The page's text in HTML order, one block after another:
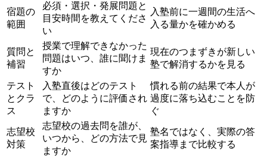
宿題の
範囲
必須・選択・発展問題と
目安時間を教えてくださ
い
入塾前に一週間の生活へ
入る量かを確かめる
質問と
補習
授業で理解できなかった
問題はいつ、誰に聞けま
すか
現在のつまずきが新しい
塾で解消するかを見る
テスト
とクラ
ス
入塾直後はどのテスト
で、どのように評価され
ますか
慣れる前の結果で本人が
過度に落ち込むことを防
ぐ
志望校
対策
志望校の過去問を誰が、
いつから、どの方法で見
ますか
塾名ではなく、実際の答
案指導まで比較する